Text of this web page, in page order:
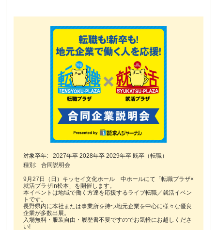
対象卒年:
2027年卒 2028年卒 2029年卒 既卒（転職）
種別:
合同説明会
9月27日（日）キッセイ文化ホール 中ホールにて「転職プラザ×
就活プラザin松本」を開催します。
本イベントは地域で働く方達を応援するライブ転職／就活イベン
トです。
長野県内に本社または事業所を持つ地元企業を中心に様々な優良
企業が多数出展。
入場無料・服装自由・履歴書不要ですのでお気軽にお越しくださ
い!